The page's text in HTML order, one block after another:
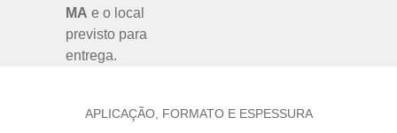
MA e o local
previsto para
entrega.
APLICAÇÃO, FORMATO E ESPESSURA